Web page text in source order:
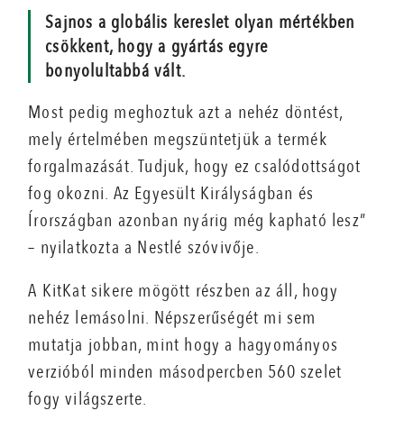
Sajnos a globális kereslet olyan mértékben
csökkent, hogy a gyártás egyre
bonyolultabbá vált.
Most pedig meghoztuk azt a nehéz döntést,
mely értelmében megszüntetjük a termék
forgalmazását. Tudjuk, hogy ez csalódottságot
fog okozni. Az Egyesült Királyságban és
Írországban azonban nyárig még kapható lesz”
– nyilatkozta a Nestlé szóvivője.
A KitKat sikere mögött részben az áll, hogy
nehéz lemásolni. Népszerűségét mi sem
mutatja jobban, mint hogy a hagyományos
verzióból minden másodpercben 560 szelet
fogy világszerte.